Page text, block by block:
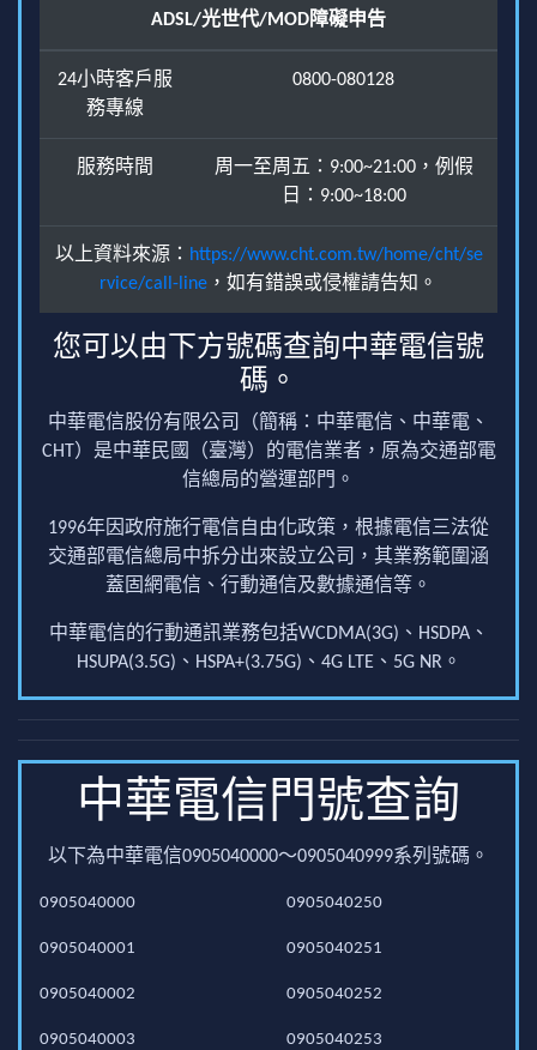
ADSL/光世代/MOD障礙申告
24小時客戶服
務專線
0800-080128
服務時間
周一至周五：9:00~21:00，例假
日：9:00~18:00
以上資料來源： https://www.cht.com.tw/home/cht/se
rvice/call-line ，如有錯誤或侵權請告知。
您可以由下方號碼查詢中華電信號
碼。
中華電信股份有限公司（簡稱：中華電信、中華電、
CHT）是中華民國（臺灣）的電信業者，原為交通部電
信總局的營運部門。
1996年因政府施行電信自由化政策，根據電信三法從
交通部電信總局中拆分出來設立公司，其業務範圍涵
蓋固網電信、行動通信及數據通信等。
中華電信的行動通訊業務包括WCDMA(3G)、HSDPA、
HSUPA(3.5G)、HSPA+(3.75G)、4G LTE、5G NR。
中華電信門號查詢
以下為中華電信0905040000～0905040999系列號碼。
0905040000
0905040001
0905040002
0905040003
0905040250
0905040251
0905040252
0905040253